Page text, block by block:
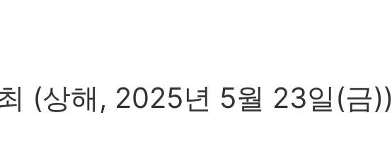
(상해, 2025년 5월 23일(금))